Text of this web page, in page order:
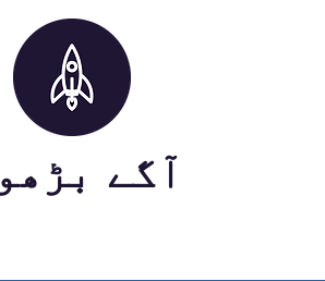
#آگے بڑھو